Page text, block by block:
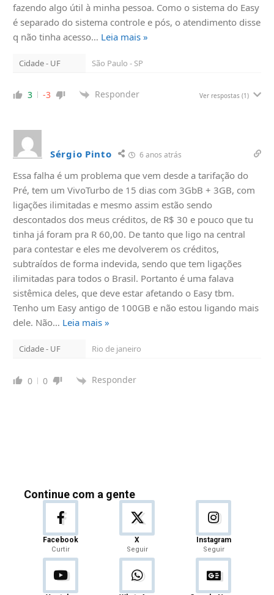
fazendo algo útil à minha pessoa. Como o sistema do Easy
é separado do sistema controle e pós, o atendimento disse
q não tinha acesso… Leia mais »
Cidade - UF São Paulo - SP
3 -3 Responder Ver respostas (1)
Sérgio Pinto 6 anos atrás
Essa falha é um problema que vem desde a tarifação do
Pré, tem um VivoTurbo de 15 dias com 3GbB + 3GB, com
ligações ilimitadas e mesmo assim estão sendo
descontados dos meus créditos, de R$ 30 e pouco que tu
tinha já foram pra R 60,00. De tanto que ligo na central
para contestar e eles me devolverem os créditos,
subtraídos de forma indevida, sendo que tem ligações
ilimitadas para todos o Brasil. Portanto é uma falava
sistêmica deles, que deve estar afetando o Easy tbm.
Tenho um Easy antigo de 100GB e não estou ligando mais
dele. Não… Leia mais »
Cidade - UF Rio de janeiro
0 0 Responder
Continue com a gente
Facebook
Curtir
X
Seguir
Instagram
Seguir